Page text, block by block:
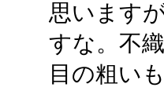
思います
すな。不
目の粗い